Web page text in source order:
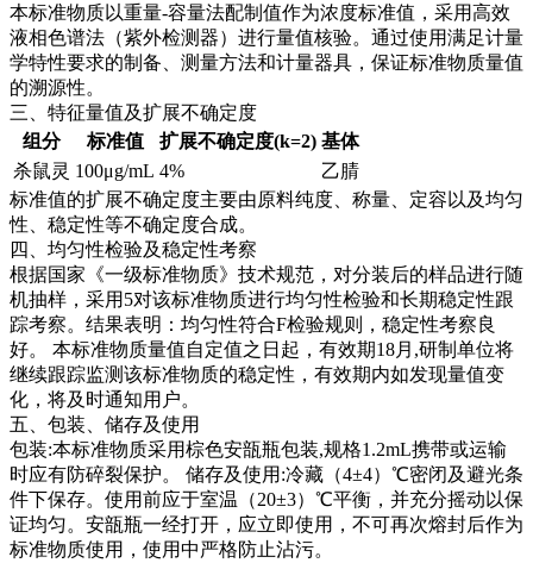
本标准物质以重量-容量法配制值作为浓度标准值，采用高效
液相色谱法（紫外检测器）进行量值核验。通过使用满足计量
学特性要求的制备、测量方法和计量器具，保证标准物质量值
的溯源性。
三、特征量值及扩展不确定度
组分
标准值 扩展不确定度(k=2) 基体
杀鼠灵 100μg/mL 4%
乙腈
标准值的扩展不确定度主要由原料纯度、称量、定容以及均匀
性、稳定性等不确定度合成。
四、均匀性检验及稳定性考察
根据国家《一级标准物质》技术规范，对分装后的样品进行随
机抽样，采用5对该标准物质进行均匀性检验和长期稳定性跟
踪考察。结果表明：均匀性符合F检验规则，稳定性考察良
好。 本标准物质量值自定值之日起，有效期18月,研制单位将
继续跟踪监测该标准物质的稳定性，有效期内如发现量值变
化，将及时通知用户。
五、包装、储存及使用
包装:本标准物质采用棕色安瓿瓶包装,规格1.2mL携带或运输
时应有防碎裂保护。 储存及使用:冷藏（4±4）℃密闭及避光条
件下保存。使用前应于室温（20±3）℃平衡，并充分摇动以保
证均匀。安瓿瓶一经打开，应立即使用，不可再次熔封后作为
标准物质使用，使用中严格防止沾污。